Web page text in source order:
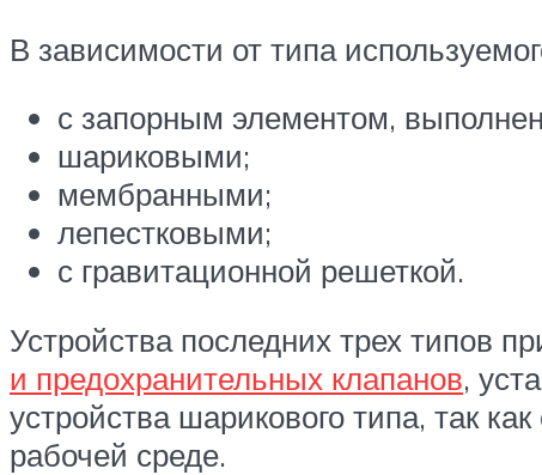
В зависимости от типа
с запорным элементом,
шариковыми;
мембранными;
лепестковыми;
с гравитационной решеткой.
Устройства последних трех типов
и предохранительных клапанов,
устройства шарикового типа, так
рабочей среде.